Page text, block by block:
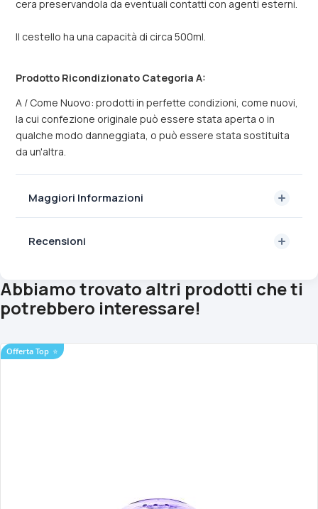
cera preservandola da eventuali contatti con agenti esterni.
ll cestello ha una capacità di circa 500ml.
Prodotto Ricondizionato Categoria A:
A / Come Nuovo: prodotti in perfette condizioni, come nuovi,
la cui confezione originale può essere stata aperta o in
qualche modo danneggiata, o può essere stata sostituita
da un'altra.
Maggiori Informazioni
Recensioni
Abbiamo trovato altri prodotti che ti
potrebbero interessare!
Offerta Top ⭐